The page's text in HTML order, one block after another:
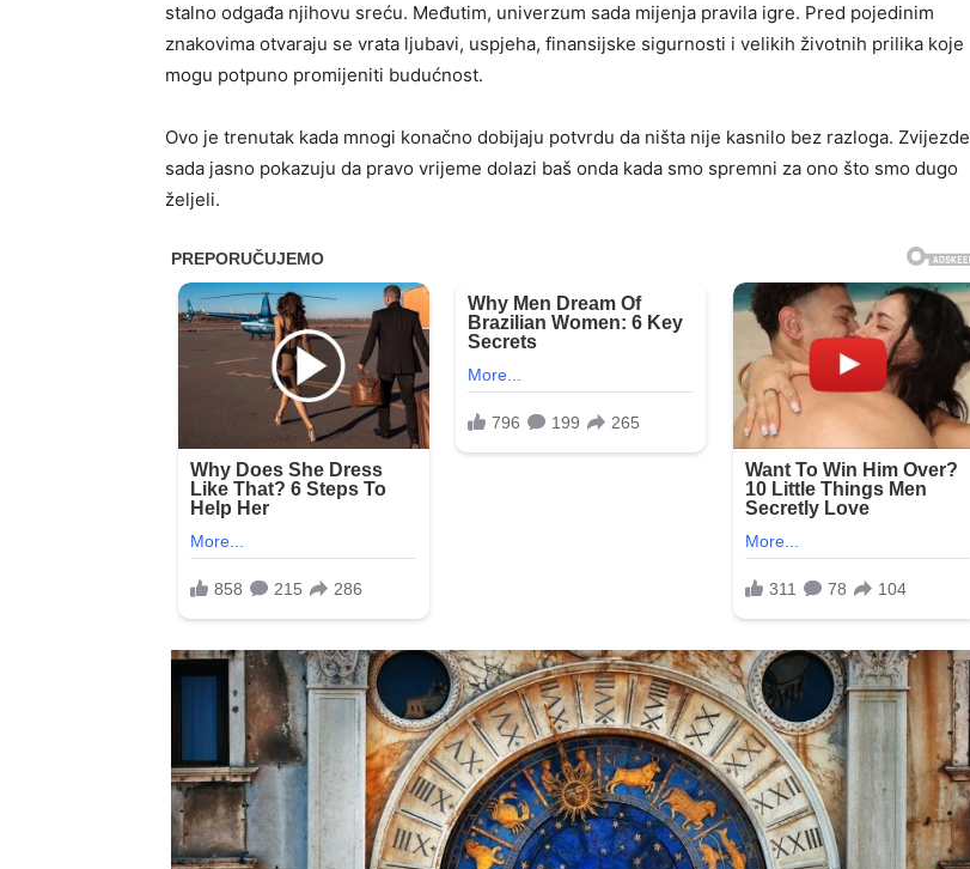
stalno odgađa njihovu sreću. Međutim, univerzum sada mijenja pravila igre. Pred pojedinim
znakovima otvaraju se vrata ljubavi, uspjeha, finansijske sigurnosti i velikih životnih prilika koje
mogu potpuno promijeniti budućnost.
Ovo je trenutak kada mnogi konačno dobijaju potvrdu da ništa nije kasnilo bez razloga. Zvijezde
sada jasno pokazuju da pravo vrijeme dolazi baš onda kada smo spremni za ono što smo dugo
željeli.